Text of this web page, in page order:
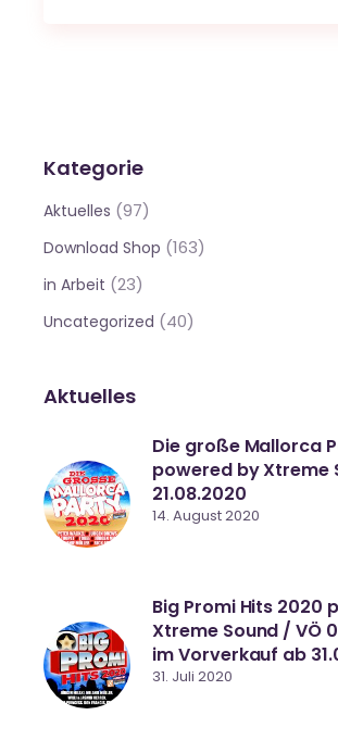
Kategorie
Aktuelles (97)
Download Shop (163)
in Arbeit (23)
Uncategorized (40)
Aktuelles
Die große Mallorca
powered by Xtreme
21.08.2020
14. August 2020
Big Promi Hits 2020
Xtreme Sound / VÖ
im Vorverkauf ab
31. Juli 2020